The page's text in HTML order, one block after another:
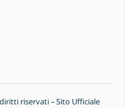
riservati – Sito Ufficiale